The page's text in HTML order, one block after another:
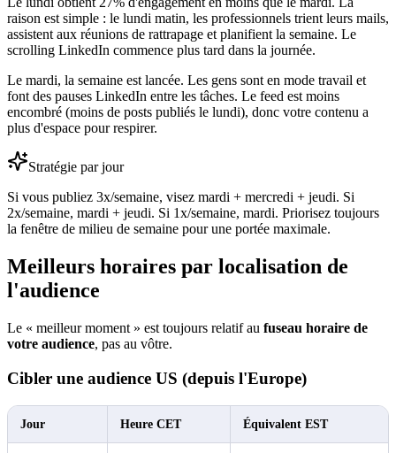
raison est simple : le lundi matin, les professionnels trient leurs mails,
assistent aux réunions de rattrapage et planifient la semaine. Le
scrolling LinkedIn commence plus tard dans la journée.
Le mardi, la semaine est lancée. Les gens sont en mode travail et
font des pauses LinkedIn entre les tâches. Le feed est moins
encombré (moins de posts publiés le lundi), donc votre contenu a
plus d'espace pour respirer.
Stratégie par jour
Si vous publiez 3x/semaine, visez mardi + mercredi + jeudi. Si
2x/semaine, mardi + jeudi. Si 1x/semaine, mardi. Priorisez toujours
la fenêtre de milieu de semaine pour une portée maximale.
Meilleurs horaires par localisation de
l'audience
Le « meilleur moment » est toujours relatif au fuseau horaire de
votre audience, pas au vôtre.
Cibler une audience US (depuis l'Europe)
Jour Heure CET Équivalent EST